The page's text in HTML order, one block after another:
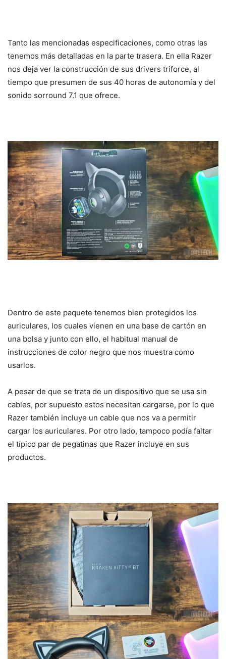
Tanto las mencionadas especificaciones, como otras las
tenemos más detalladas en la parte trasera. En ella Razer
nos deja ver la construcción de sus drivers triforce, al
tiempo que presumen de sus 40 horas de autonomía y del
sonido sorround 7.1 que ofrece.
Dentro de este paquete tenemos bien protegidos los
auriculares, los cuales vienen en una base de cartón en
una bolsa y junto con ello, el habitual manual de
instrucciones de color negro que nos muestra como
usarlos.
A pesar de que se trata de un dispositivo que se usa sin
cables, por supuesto estos necesitan cargarse, por lo que
Razer también incluye un cable que nos va a permitir
cargar los auriculares. Por otro lado, tampoco podía faltar
el típico par de pegatinas que Razer incluye en sus
productos.